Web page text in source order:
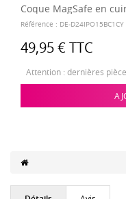
Coque MagSafe en
Référence : DE-D24IPO15BC1CY
49,95 € TTC
Attention : dernières